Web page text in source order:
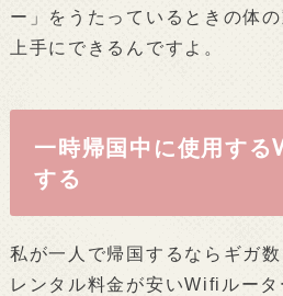
ー」をうたっているときの体
上手にできるんですよ。
一時帰国中に使用す
する
私が一人で帰国するならギガ
レンタル料金が安いWifiルータ